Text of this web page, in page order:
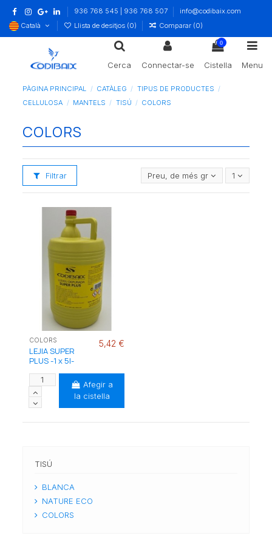
936 768 545 | 936 768 507
info@codibaix.com
Català
Llista de desitjos (0) Comparar (0)
Cerca Connectar-se
0
Cistella Menu
PÀGINA PRINCIPAL CATÀLEG
TIPUS DE PRODUCTES
CEL·LULOSA
MANTELS TISÚ COLORS
COLORS
Filtrar Preu, de més gran a més petit
1
COLORS
LEJIA SUPER
PLUS -1 x 5l-
5,42 €
Afegir a
la cistella
TISÚ
BLANCA
NATURE ECO
COLORS